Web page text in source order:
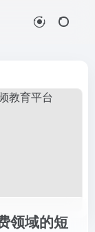
领域的短